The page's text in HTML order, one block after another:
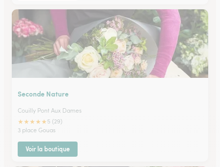
Seconde Nature
Couilly Pont Aux Dames
★★★★★ 5 (29)
3 place Gouas
Voir la boutique